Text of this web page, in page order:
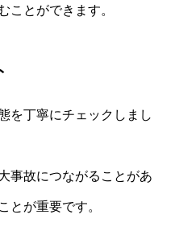
ことができます。
を丁寧にチェックしまし
事故につながることがあ
とが重要です。